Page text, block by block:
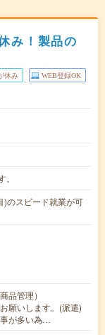
み！製品の
休み WEB登録OK
)のスピード就業が可
品管理）
願いします。(派遣)
が多い為…